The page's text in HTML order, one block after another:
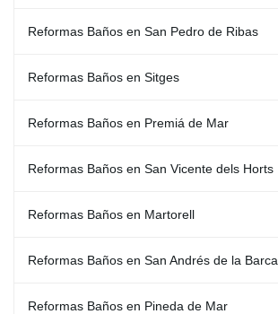
Reformas Baños en San Pedro de Ribas
Reformas Baños en Sitges
Reformas Baños en Premiá de Mar
Reformas Baños en San Vicente dels Horts
Reformas Baños en Martorell
Reformas Baños en San Andrés de la Barca
Reformas Baños en Pineda de Mar